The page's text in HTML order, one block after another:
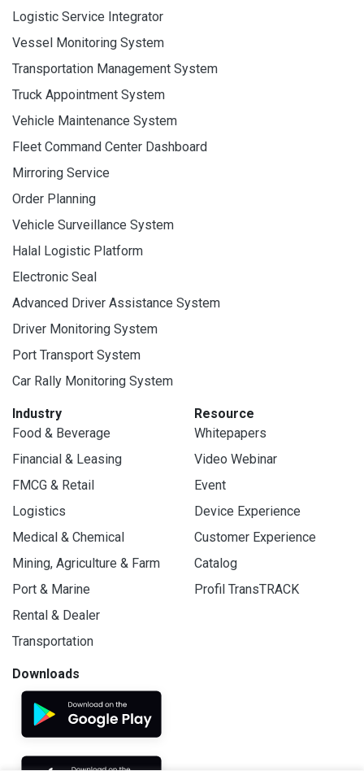
Logistic Service Integrator
Vessel Monitoring System
Transportation Management System
Truck Appointment System
Vehicle Maintenance System
Fleet Command Center Dashboard
Mirroring Service
Order Planning
Vehicle Surveillance System
Halal Logistic Platform
Electronic Seal
Advanced Driver Assistance System
Driver Monitoring System
Port Transport System
Car Rally Monitoring System
Industry
Food & Beverage
Financial & Leasing
FMCG & Retail
Logistics
Medical & Chemical
Mining, Agriculture & Farm
Port & Marine
Rental & Dealer
Transportation
Resource
Whitepapers
Video Webinar
Event
Device Experience
Customer Experience
Catalog
Profil TransTRACK
Downloads